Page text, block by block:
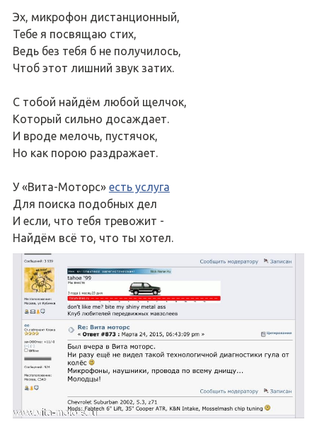
Эх, микрофон дистанционный,
Тебе я посвящаю стих,
Ведь без тебя б не получилось,
Чтоб этот лишний звук затих.
С тобой найдём любой щелчок,
Который сильно досаждает.
И вроде мелочь, пустячок,
Но как порою раздражает.
У «Вита-Моторс» есть услуга
Для поиска подобных дел
И если, что тебя тревожит -
Найдём всё то, что ты хотел.